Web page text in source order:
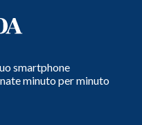
smartphone
minuto per minuto